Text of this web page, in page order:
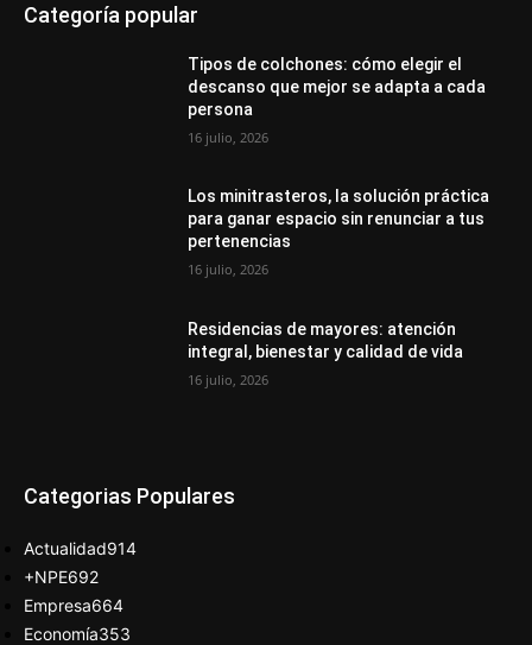
Categoría popular
Tipos de colchones: cómo elegir el
descanso que mejor se adapta a cada
persona
16 julio, 2026
Los minitrasteros, la solución práctica
para ganar espacio sin renunciar a tus
pertenencias
16 julio, 2026
Residencias de mayores: atención
integral, bienestar y calidad de vida
16 julio, 2026
Categorias Populares
Actualidad914
+NPE692
Empresa664
Economía353